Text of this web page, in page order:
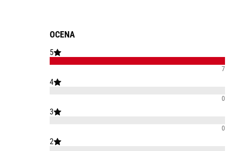
OCENA
5
7
4
0
3
0
2